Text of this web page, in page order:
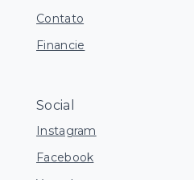
Contato
Financie
Social
Instagram
Facebook